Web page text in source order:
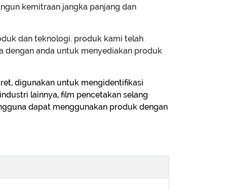
kemitraan jangka panjang dan
dan teknologi. produk kami telah
dengan anda untuk menyediakan produk
digunakan untuk mengidentifikasi
lainnya, film pencetakan selang
dapat menggunakan produk dengan